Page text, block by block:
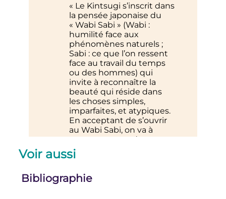
« Le Kintsugi s’inscrit dans
la pensée japonaise du
« Wabi Sabi » (Wabi :
humilité face aux
phénomènes naturels ;
Sabi : ce que l’on ressent
face au travail du temps
ou des hommes) qui
invite à reconnaître la
beauté qui réside dans
les choses simples,
imparfaites, et atypiques.
En acceptant de s’ouvrir
au Wabi Sabi, on va à
contre-courant des
modèles standardisés et
artificiels modernes. Le
contraire à la
contemplation, et au
Voir aussi
Bibliographie